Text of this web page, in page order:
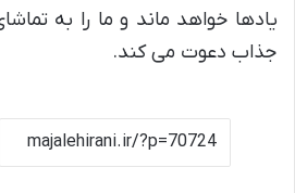
یادها خواهد ماند و ما را به
جذاب دعوت می کند.